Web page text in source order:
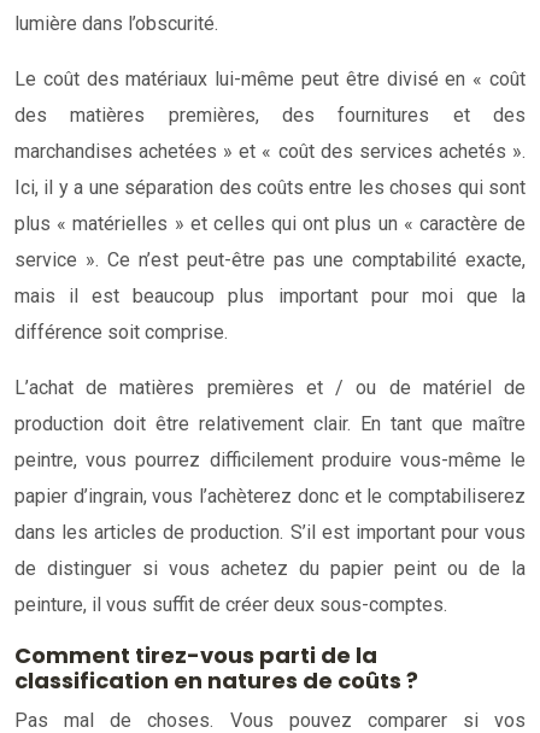
lumière dans l’obscurité.
Le coût des matériaux lui-même peut être divisé en « coût
des matières premières, des fournitures et des
marchandises achetées » et « coût des services achetés ».
Ici, il y a une séparation des coûts entre les choses qui sont
plus « matérielles » et celles qui ont plus un « caractère de
service ». Ce n’est peut-être pas une comptabilité exacte,
mais il est beaucoup plus important pour moi que la
différence soit comprise.
L’achat de matières premières et / ou de matériel de
production doit être relativement clair. En tant que maître
peintre, vous pourrez difficilement produire vous-même le
papier d’ingrain, vous l’achèterez donc et le comptabiliserez
dans les articles de production. S’il est important pour vous
de distinguer si vous achetez du papier peint ou de la
peinture, il vous suffit de créer deux sous-comptes.
Comment tirez-vous parti de la
classification en natures de coûts ?
Pas mal de choses. Vous pouvez comparer si vos